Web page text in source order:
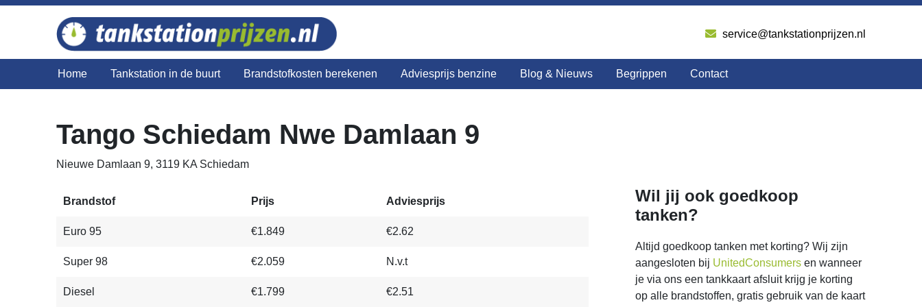
service@tankstationprijzen.nl
Home Tankstation in de buurt Brandstofkosten berekenen Adviesprijs benzine Blog & Nieuws Begrippen Contact
Tango Schiedam Nwe Damlaan 9
Nieuwe Damlaan 9, 3119 KA Schiedam
Brandstof Prijs Adviesprijs
Euro 95 €1.849 €2.62
Super 98 €2.059 N.v.t
Diesel €1.799 €2.51
Wil jij ook goedkoop
tanken?
Altijd goedkoop tanken met korting? Wij zijn
aangesloten bij UnitedConsumersen wanneer
je via ons een tankkaart afsluit krijg je korting
op alle brandstoffen, gratis gebruik van de kaart